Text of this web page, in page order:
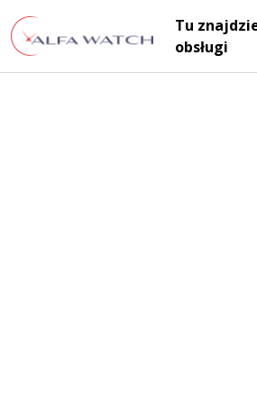
Main Navigation
Tu
obsługi